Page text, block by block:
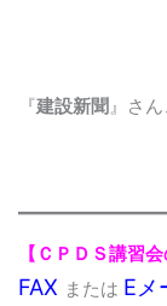
『建設新聞 』さ
【ＣＰＤＳ講習
FAX または Eメ